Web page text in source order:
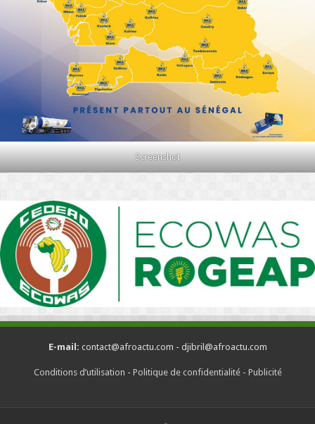
Screenshot
E-mail: contact@afroactu.com - djibril@afroactu.com
Conditions d’utilisation - Politique de confidentialité- Publicité